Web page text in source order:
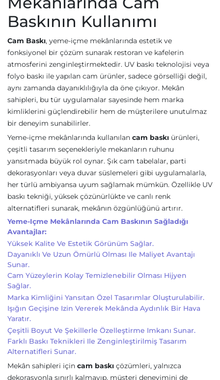
Baskının Kullanımı
Cam Baskı, yeme-içme mekânlarında estetik ve
fonksiyonel bir çözüm sunarak restoran ve kafelerin
atmosferini zenginleştirmektedir. UV baskı teknolojisi veya
folyo baskı ile yapılan cam ürünler, sadece görselliği değil,
aynı zamanda dayanıklılığıyla da öne çıkıyor. Mekân
sahipleri, bu tür uygulamalar sayesinde hem marka
kimliklerini güçlendirebilir hem de müşterilere unutulmaz
bir deneyim sunabilirler.
Yeme-içme mekânlarında kullanılan cam baskı ürünleri,
çeşitli tasarım seçenekleriyle mekanların ruhunu
yansıtmada büyük rol oynar. Şık cam tabelalar, parti
dekorasyonları veya duvar süslemeleri gibi uygulamalarla,
her türlü ambiyansa uyum sağlamak mümkün. Özellikle UV
baskı tekniği, yüksek çözünürlükte ve canlı renk
alternatifleri sunarak, mekânın özgünlüğünü artırır.
Yeme-Içme Mekânlarında Cam Baskının Sağladığı
Avantajlar:
Yüksek Kalite Ve Estetik Görünüm Sağlar.
Dayanıklı Ve Uzun Ömürlü Olması Ile Maliyet Avantajı
Sunar.
Cam Yüzeylerin Kolay Temizlenebilir Olması Hijyen
Sağlar.
Marka Kimliğini Yansıtan Özel Tasarımlar Oluşturulabilir.
Işığın Geçişine Izin Vererek Mekânda Aydınlık Bir Hava
Yaratır.
Çeşitli Boyut Ve Şekillerle Özelleştirme Imkanı Sunar.
Farklı Baskı Teknikleri Ile Zenginleştirilmiş Tasarım
Alternatifleri Sunar.
Mekân sahipleri için cam baskı çözümleri, yalnızca
dekorasyonla sınırlı kalmayıp, müşteri deneyimini de